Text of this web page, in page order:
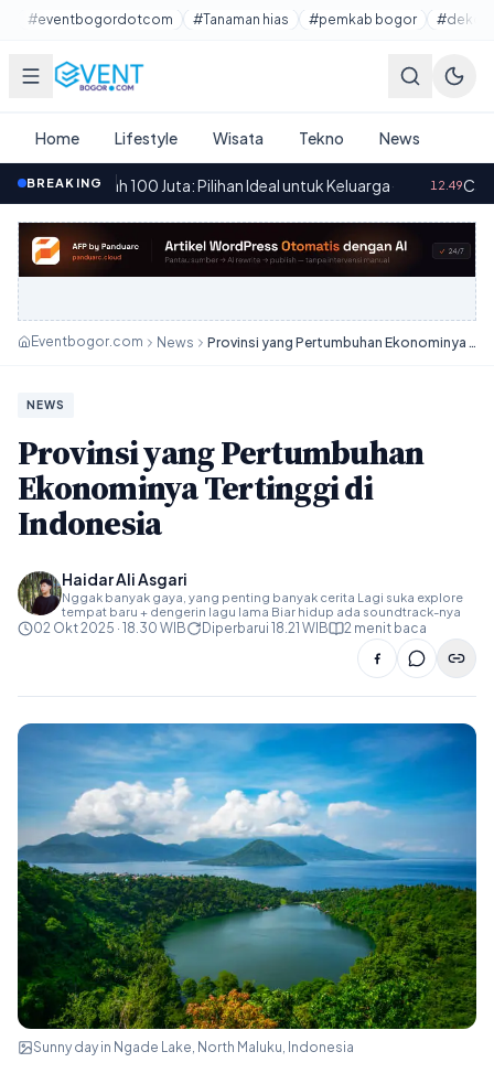
Lewati ke konten utama
#eventbogordotcom #Tanaman hias #pemkab bogor
Home Lifestyle Wisata Tekno News
BREAKING
100 Juta: Pilihan Ideal untuk Keluarga· 12.49Cara Mudah
Eventbogor.com News Provinsi yang Pertumbuhan Ekonominya Tertinggi di Indonesia
NEWS
Provinsi yang Pertumbuhan
Ekonominya Tertinggi di
Indonesia
Haidar Ali Asgari
Nggak banyak gaya, yang penting banyak cerita Lagi suka explore
tempat baru + dengerin lagu lama Biar hidup ada soundtrack-nya
02 Okt 2025 · 18.30 WIB Diperbarui 18.21 WIB 2 menit baca
Sunny day in Ngade Lake, North Maluku, Indonesia